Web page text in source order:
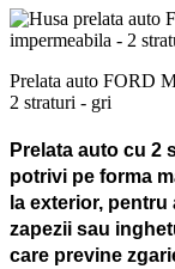
Prelata auto FORD
2 straturi - gri
Prelata auto cu 2
potrivi pe forma
la exterior,
zapezii sau
care previne